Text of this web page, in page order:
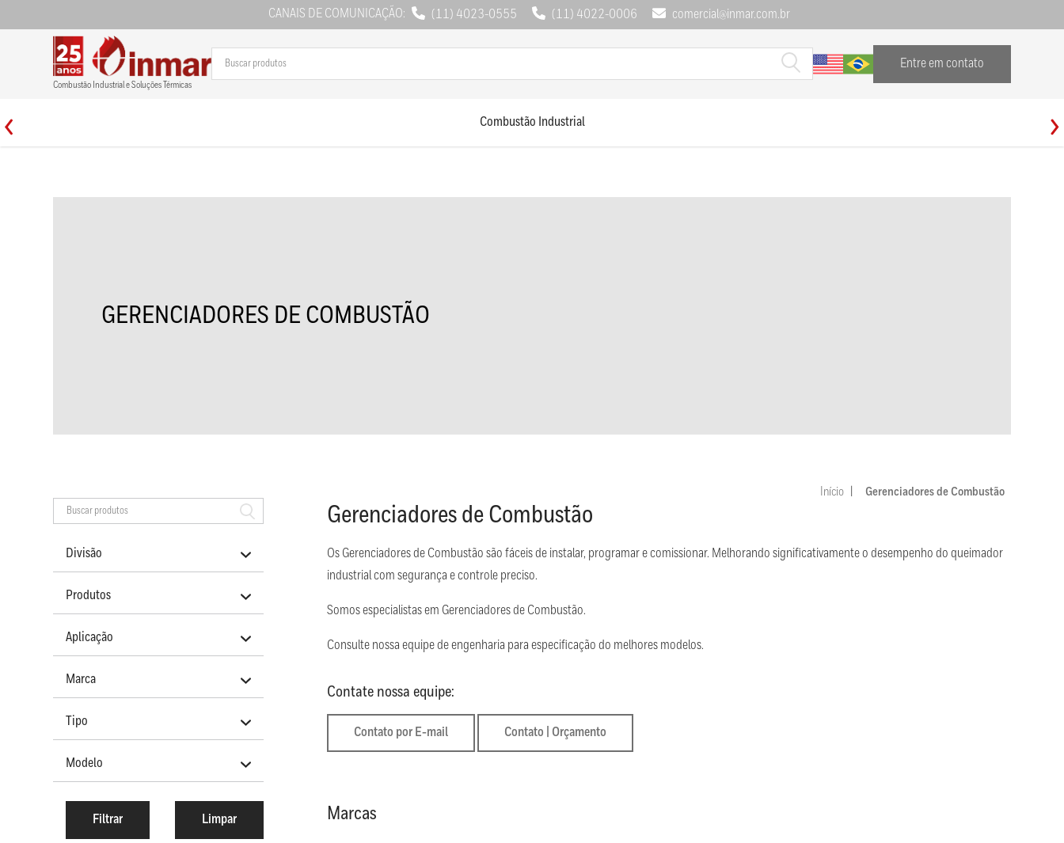
CANAIS DE COMUNICAÇÃO: (11) 4023-0555 (11) 4022-0006 comercial@inmar.com.br
Combustão Industrial e Soluções Térmicas
Entre em contato
Combustão Industrial
GERENCIADORES DE COMBUSTÃO
Divisão
Produtos
Aplicação
Marca
Tipo
Modelo
Início Gerenciadores de Combustão
Gerenciadores de Combustão
Os Gerenciadores de Combustão são fáceis de instalar, programar e comissionar. Melhorando significativamente o desempenho do queimador
industrial com segurança e controle preciso.
Somos especialistas em Gerenciadores de Combustão.
Consulte nossa equipe de engenharia para especificação do melhores modelos.
Contate nossa equipe:
Contato por E-mail Contato | Orçamento
Marcas